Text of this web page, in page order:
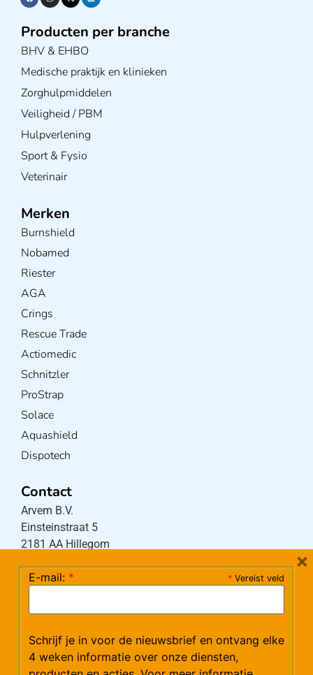
Producten per branche
BHV & EHBO
Medische praktijk en klinieken
Zorghulpmiddelen
Veiligheid / PBM
Hulpverlening
Sport & Fysio
Veterinair
Merken
Burnshield
Nobamed
Riester
AGA
Crings
Rescue Trade
Actiomedic
Schnitzler
ProStrap
Solace
Aquashield
Dispotech
Contact
Arvem B.V.
Einsteinstraat 5
2181 AA Hillegom
(maandag – donderdag 08:30-17:15 uur / vrijdag
Mail:klantenservice@arvem.nl
* Vereist veld
E-mail: *
Schrijf je in voor de nieuwsbrief en ontvang elke
4 weken informatie over onze diensten,
×